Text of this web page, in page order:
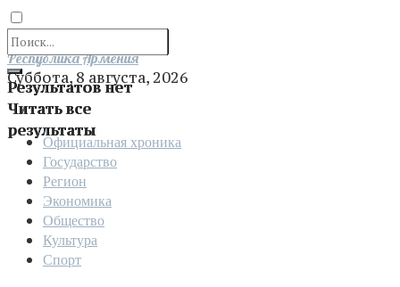
Результатов нет
Читать все
результаты
Отправить
Республика Армения
Суббота, 8 августа, 2026
Официальная хроника
Государство
Регион
Экономика
Общество
Культура
Спорт